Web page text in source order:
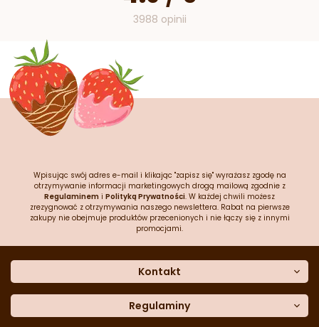
3988 opinii
Wpisując swój adres e-mail i klikając "zapisz się" wyrażasz zgodę na
otrzymywanie informacji marketingowych drogą mailową zgodnie z
Regulaminem i Polityką Prywatności. W każdej chwili możesz
zrezygnować z otrzymywania naszego newslettera. Rabat na pierwsze
zakupy nie obejmuje produktów przecenionych i nie łączy się z innymi
promocjami.
Kontakt
Dane kontaktowe
Często zadawane pytania
Regulaminy